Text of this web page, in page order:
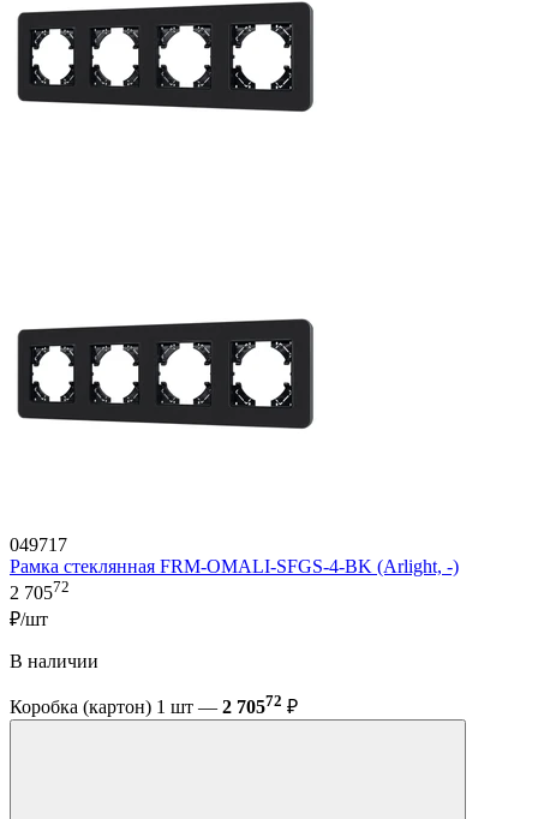
049717
Рамка стеклянная FRM-OMALI-SFGS-4-BK (Arlight, -)
2 70572
₽/шт
В наличии
Коробка (картон) 1 шт — 2 70572 ₽